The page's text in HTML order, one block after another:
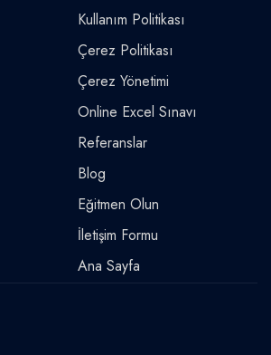
Kullanım Politikası
Çerez Politikası
Çerez Yönetimi
Online Excel Sınavı
Referanslar
Blog
Eğitmen Olun
İletişim Formu
Ana Sayfa